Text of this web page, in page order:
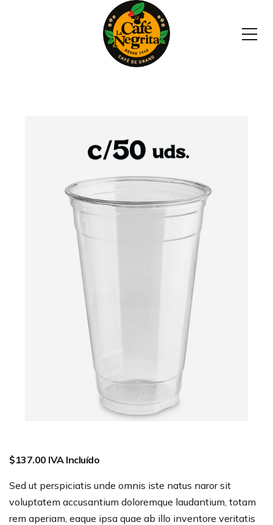
$137.00 IVA Incluído
Sed ut perspiciatis unde omnis iste natus naror sit
voluptatem accusantium doloremque laudantium, totam
rem aperiam, eaque ipsa quae ab illo inventore veritatis